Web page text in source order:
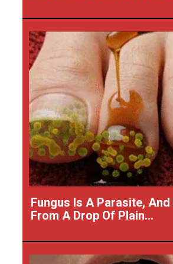
Fungus Is A Parasite, And
From A Drop Of Plain...